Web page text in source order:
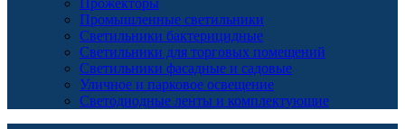
Прожекторы
Промышленные светильники
Светильники бактерицидные
Светильники для торговых помещений
Светильники фасадные и садовые
Уличное и парковое освещение
Светодиодные ленты и комплектующие